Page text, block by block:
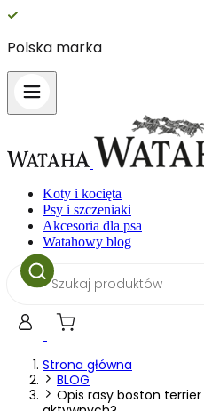
Polska marka
Koty i kocięta
Psy i szczeniaki
Akcesoria dla psa
Watahowy blog
Wyszukiwarka
produktów
Strona główna
BLOG
Opis rasy boston